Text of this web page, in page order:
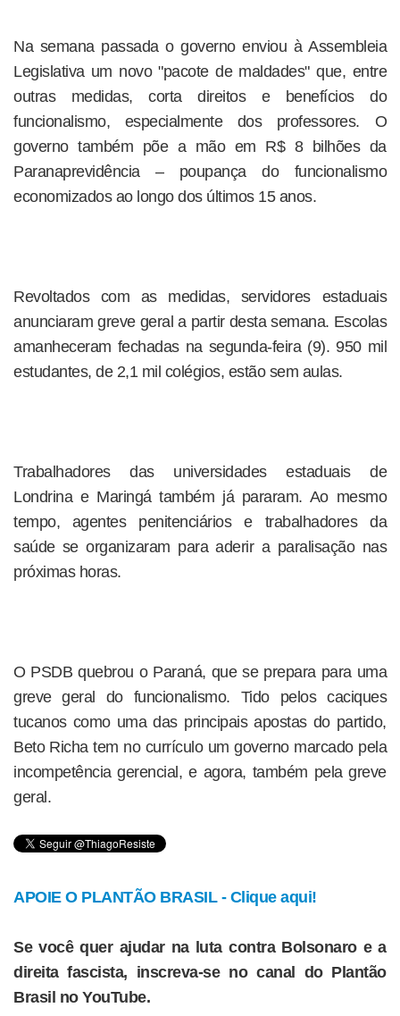
Na semana passada o governo enviou à Assembleia
Legislativa um novo "pacote de maldades" que, entre
outras medidas, corta direitos e benefícios do
funcionalismo, especialmente dos professores. O
governo também põe a mão em R$ 8 bilhões da
Paranaprevidência – poupança do funcionalismo
economizados ao longo dos últimos 15 anos.
Revoltados com as medidas, servidores estaduais
anunciaram greve geral a partir desta semana. Escolas
amanheceram fechadas na segunda-feira (9). 950 mil
estudantes, de 2,1 mil colégios, estão sem aulas.
Trabalhadores das universidades estaduais de
Londrina e Maringá também já pararam. Ao mesmo
tempo, agentes penitenciários e trabalhadores da
saúde se organizaram para aderir a paralisação nas
próximas horas.
O PSDB quebrou o Paraná, que se prepara para uma
greve geral do funcionalismo. Tido pelos caciques
tucanos como uma das principais apostas do partido,
Beto Richa tem no currículo um governo marcado pela
incompetência gerencial, e agora, também pela greve
geral.
APOIE O PLANTÃO BRASIL - Clique aqui!
Se você quer ajudar na luta contra Bolsonaro e a
direita fascista, inscreva-se no canal do Plantão
Brasil no YouTube.